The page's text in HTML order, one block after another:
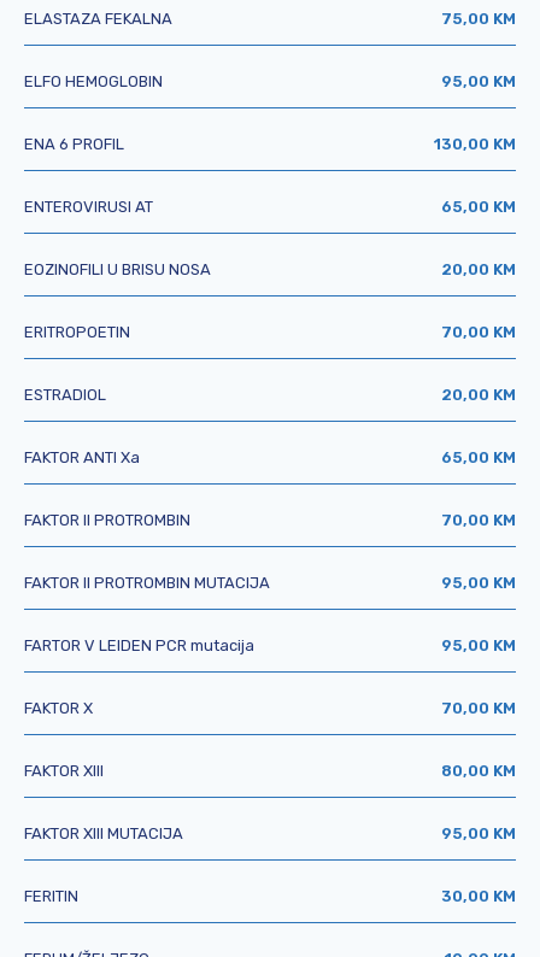
ELASTAZA FEKALNA 75,00 KM
ELFO HEMOGLOBIN 95,00 KM
ENA 6 PROFIL 130,00 KM
ENTEROVIRUSI AT 65,00 KM
EOZINOFILI U BRISU NOSA 20,00 KM
ERITROPOETIN 70,00 KM
ESTRADIOL 20,00 KM
FAKTOR ANTI Xa 65,00 KM
FAKTOR II PROTROMBIN 70,00 KM
FAKTOR II PROTROMBIN MUTACIJA 95,00 KM
FARTOR V LEIDEN PCR mutacija 95,00 KM
FAKTOR X 70,00 KM
FAKTOR XIII 80,00 KM
FAKTOR XIII MUTACIJA 95,00 KM
FERITIN 30,00 KM